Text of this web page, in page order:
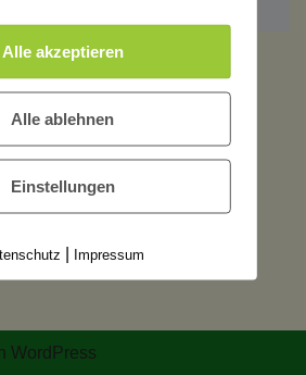
WordPress
Alle akzeptieren
Alle ablehnen
Einstellungen
Impressum